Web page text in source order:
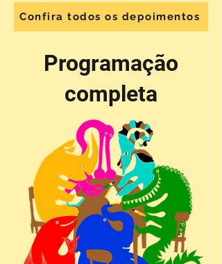
Confira todos os depoimentos
Programação
completa